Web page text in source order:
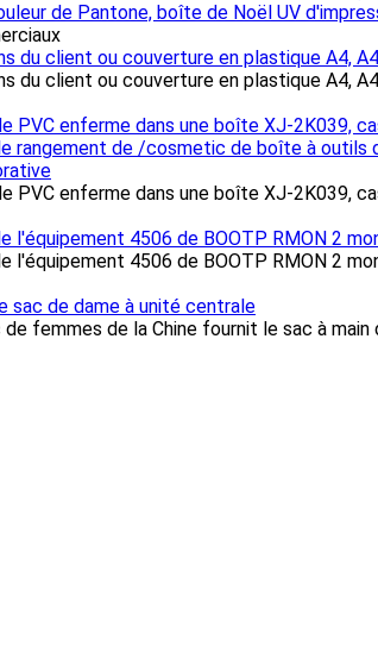
de Pantone, boîte de Noël UV
du client ou couverture en plastique A4,
du client ou couverture en plastique A4,
PVC enferme dans une boîte XJ-2K039,
rangement de /cosmetic de boîte à
PVC enferme dans une boîte XJ-2K039,
l'équipement 4506 de BOOTP RMON 2
l'équipement 4506 de BOOTP RMON 2
sac de dame à unité centrale
femmes de la Chine fournit le sac à main